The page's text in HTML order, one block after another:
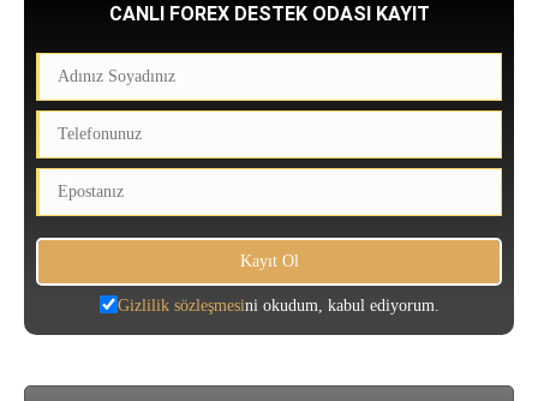
CANLI FOREX DESTEK ODASI KAYIT
Gizlilik sözleşmesini okudum, kabul ediyorum.